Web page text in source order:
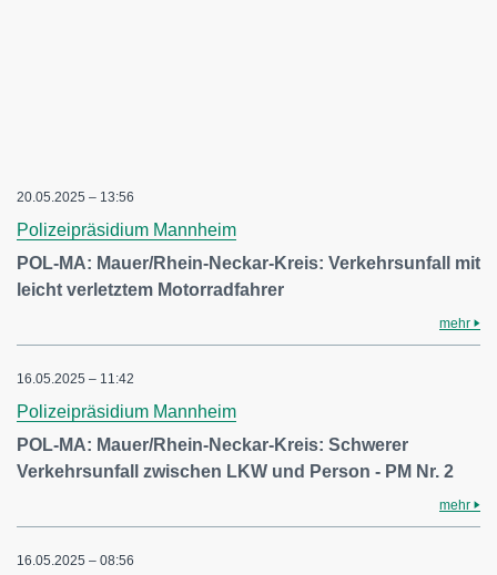
20.05.2025 – 13:56
Polizeipräsidium Mannheim
POL-MA: Mauer/Rhein-Neckar-Kreis: Verkehrsunfall mit
leicht verletztem Motorradfahrer
mehr
16.05.2025 – 11:42
Polizeipräsidium Mannheim
POL-MA: Mauer/Rhein-Neckar-Kreis: Schwerer
Verkehrsunfall zwischen LKW und Person - PM Nr. 2
mehr
16.05.2025 – 08:56